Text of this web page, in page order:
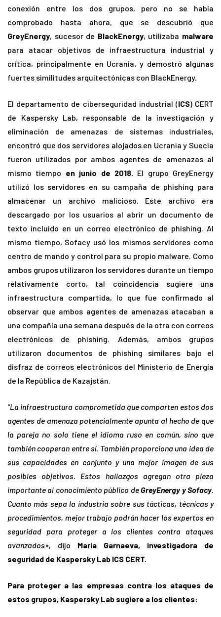
conexión entre los dos grupos, pero no se había
comprobado hasta ahora, que se descubrió que
GreyEnergy, sucesor de BlackEnergy, utilizaba malware
para atacar objetivos de infraestructura industrial y
crítica, principalmente en Ucrania, y demostró algunas
fuertes similitudes arquitectónicas con BlackEnergy.
El departamento de ciberseguridad industrial (ICS) CERT
de Kaspersky Lab, responsable de la investigación y
eliminación de amenazas de sistemas industriales,
encontró que dos servidores alojados en Ucrania y Suecia
fueron utilizados por ambos agentes de amenazas al
mismo tiempo en junio de 2018. El grupo GreyEnergy
utilizó los servidores en su campaña de phishing para
almacenar un archivo malicioso. Este archivo era
descargado por los usuarios al abrir un documento de
texto incluido en un correo electrónico de phishing. Al
mismo tiempo, Sofacy usó los mismos servidores como
centro de mando y control para su propio malware. Como
ambos grupos utilizaron los servidores durante un tiempo
relativamente corto, tal coincidencia sugiere una
infraestructura compartida, lo que fue confirmado al
observar que ambos agentes de amenazas atacaban a
una compañía una semana después de la otra con correos
electrónicos de phishing. Además, ambos grupos
utilizaron documentos de phishing similares bajo el
disfraz de correos electrónicos del Ministerio de Energía
de la República de Kazajstán.
“La infraestructura comprometida que comparten estos dos
agentes de amenaza potencialmente apunta al hecho de que
la pareja no solo tiene el idioma ruso en común, sino que
también cooperan entre sí. También proporciona una idea de
sus capacidades en conjunto y una mejor imagen de sus
posibles objetivos. Estos hallazgos agregan otra pieza
importante al conocimiento público deGreyEnergy y Sofacy.
Cuanto más sepa la industria sobre sus tácticas, técnicas y
procedimientos, mejor trabajo podrán hacer los expertos en
seguridad para proteger a los clientes contra ataques
avanzados», dijo Maria Garnaeva, investigadora de
seguridad de Kaspersky Lab ICS CERT.
Para proteger a las empresas contra los ataques de
estos grupos, Kaspersky Lab sugiere a los clientes: